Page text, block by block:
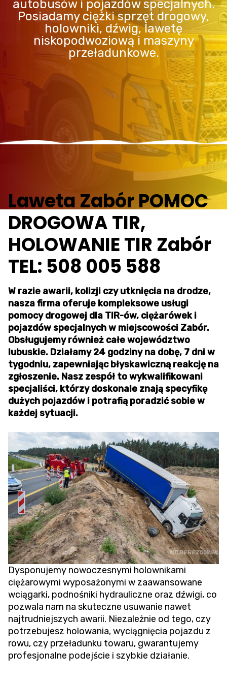
autobusów i pojazdów specjalnych.
Posiadamy ciężki sprzęt drogowy,
holowniki, dźwig, lawetę
niskopodwoziową i maszyny
przeładunkowe.
Laweta Zabór POMOC
DROGOWA TIR,
HOLOWANIE TIR Zabór
TEL: 508 005 588
W razie awarii, kolizji czy utknięcia na drodze,
nasza firma oferuje kompleksowe usługi
pomocy drogowej dla TIR-ów, ciężarówek i
pojazdów specjalnych w miejscowości Zabór.
Obsługujemy również całe województwo
lubuskie. Działamy 24 godziny na dobę, 7 dni w
tygodniu, zapewniając błyskawiczną reakcję na
zgłoszenie. Nasz zespół to wykwalifikowani
specjaliści, którzy doskonale znają specyfikę
dużych pojazdów i potrafią poradzić sobie w
każdej sytuacji.
Dysponujemy nowoczesnymi holownikami
ciężarowymi wyposażonymi w zaawansowane
wciągarki, podnośniki hydrauliczne oraz dźwigi, co
pozwala nam na skuteczne usuwanie nawet
najtrudniejszych awarii. Niezależnie od tego, czy
potrzebujesz holowania,wyciągnięcia pojazdu z
rowu, czy przeładunku towaru, gwarantujemy
profesjonalne podejście i szybkie działanie.